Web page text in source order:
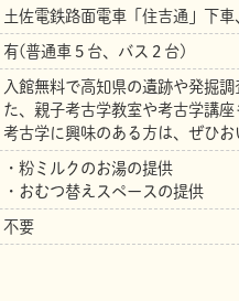
土佐電鉄路面電車「住吉通」下
有(普通車５台、バス２台)
入館無料で高知県の遺跡や発掘
た、親子考古学教室や考古学講
考古学に興味のある方は、ぜひお
・粉ミルクのお湯の提供
・おむつ替えスペースの提供
不要